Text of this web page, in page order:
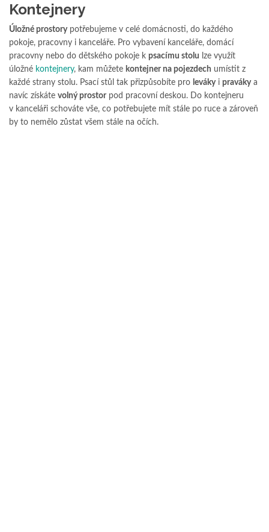
Kontejnery
Úložné prostorypotřebujeme v celé domácnosti, do každého
pokoje, pracovny i kanceláře. Pro vybavení kanceláře, domácí
pracovny nebo do dětského pokoje k psacímu stolu lze využít
úložné kontejnery, kam můžete kontejner na pojezdech umístit z
každé strany stolu. Psací stůl tak přizpůsobíte pro levákyi pravákya
navíc získáte volný prostor pod pracovní deskou. Do kontejneru
v kanceláři schováte vše, co potřebujete mít stále po ruce a zároveň
by to nemělo zůstat všem stále na očích.